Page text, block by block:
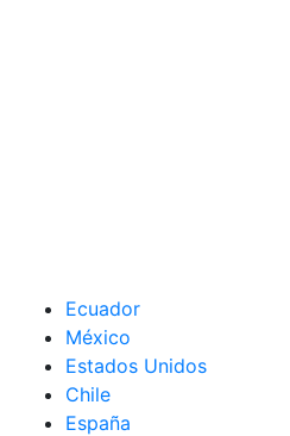
Ecuador
México
Estados Unidos
Chile
España